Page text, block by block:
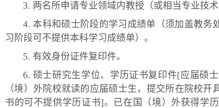
3. 两名所申请专业领域内教授（或相当专业技
4. 本科和硕士阶段的学习成绩单（须加盖教务
习阶段可不提供本科学习成绩单）。
5. 有效身份证件复印件。
6. 硕士研究生学位、学历证书复印件[应届硕
（境）外院校就读的应届硕士生，提交所在院校开
书的可不提供学历证书]。已在国（境）外获得学